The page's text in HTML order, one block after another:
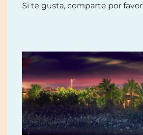
Si te gusta, comparte por favor